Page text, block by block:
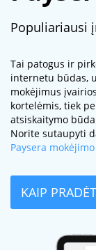
Populiariausi
Tai patogus ir
internetu būdas,
mokėjimus
kortelėmis, tiek
atsiskaitymo
Norite sutaupyti
Paysera
KAIP